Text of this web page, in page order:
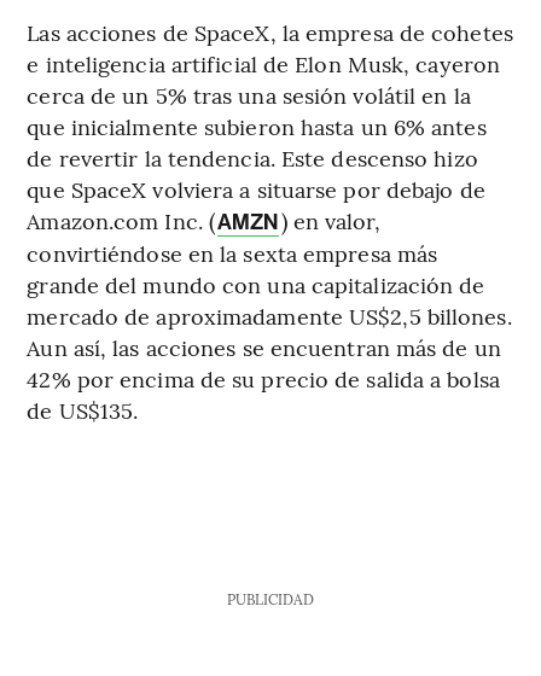
Las acciones de SpaceX, la empresa de cohetes
e inteligencia artificial de Elon Musk, cayeron
cerca de un 5% tras una sesión volátil en la
que inicialmente subieron hasta un 6% antes
de revertir la tendencia. Este descenso hizo
que SpaceX volviera a situarse por debajo de
Amazon.com Inc. (AMZN) en valor,
convirtiéndose en la sexta empresa más
grande del mundo con una capitalización de
mercado de aproximadamente US$2,5 billones.
Aun así, las acciones se encuentran más de un
42% por encima de su precio de salida a bolsa
de US$135.
PUBLICIDAD